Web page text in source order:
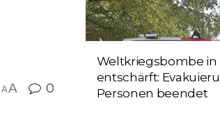
AA 0
Weltkriegsbombe in
entschärft:
Personen beendet